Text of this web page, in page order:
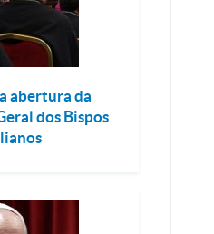
abertura da
dos Bispos